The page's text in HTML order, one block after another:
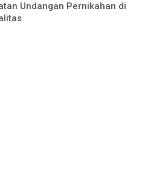
Undangan Pernikahan di